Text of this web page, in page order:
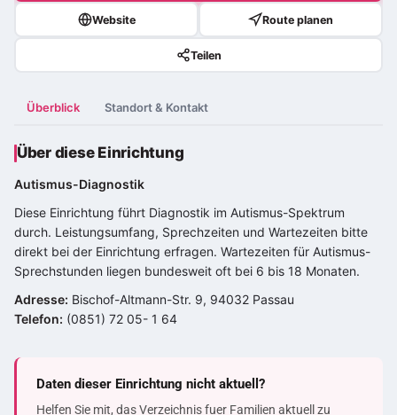
Website Route planen
Teilen
Überblick Standort & Kontakt
Über diese Einrichtung
Autismus-Diagnostik
Diese Einrichtung führt Diagnostik im Autismus-Spektrum
durch. Leistungsumfang, Sprechzeiten und Wartezeiten bitte
direkt bei der Einrichtung erfragen. Wartezeiten für Autismus-
Sprechstunden liegen bundesweit oft bei 6 bis 18 Monaten.
Adresse: Bischof-Altmann-Str. 9, 94032 Passau
Telefon: (0851) 72 05- 1 64
Daten dieser Einrichtung nicht aktuell?
Helfen Sie mit, das Verzeichnis fuer Familien aktuell zu